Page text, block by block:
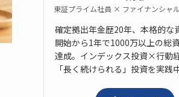
東証プライム社員 × ファイナンシャ
確定拠出年金歴20年、本格的な
開始から1年で1000万以上の総
達成。インデックス投資×行動
「長く続けられる」投資を実践中